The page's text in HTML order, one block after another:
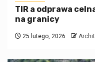
TIR a odprawa
na granicy
25 lutego, 2026